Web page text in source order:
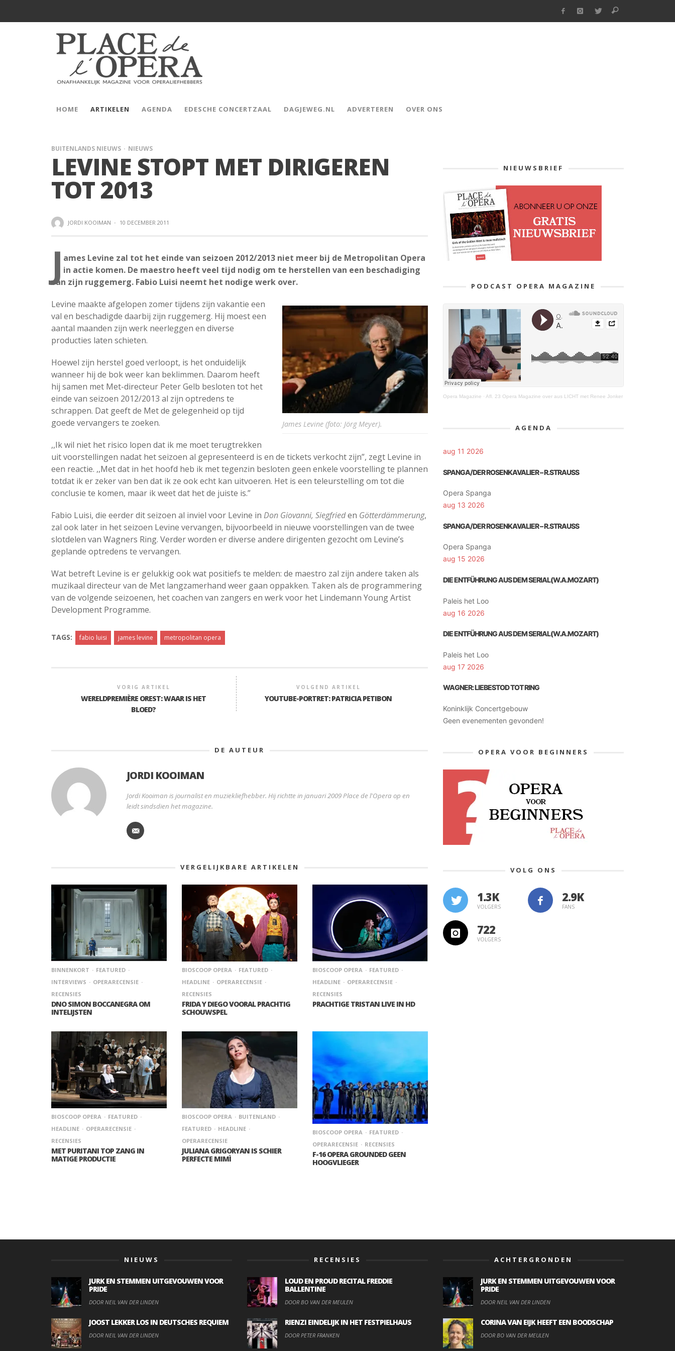
HOME ARTIKELEN AGENDA EDESCHE CONCERTZAAL DAGJEWEG.NL ADVERTEREN OVER ONS
BUITENLANDS NIEUWS NIEUWS
LEVINE STOPT MET DIRIGEREN
TOT 2013
JORDI KOOIMAN · 10 DECEMBER 2011
J ames Levine zal tot het einde van seizoen 2012/2013 niet meer bij de Metropolitan Opera
in actie komen. De maestro heeft veel tijd nodig om te herstellen van een beschadiging
van zijn ruggemerg. Fabio Luisi neemt het nodige werk over.
James Levine (foto: Jörg Meyer).
Levine maakte afgelopen zomer tijdens zijn vakantie een
val en beschadigde daarbij zijn ruggemerg. Hij moest een
aantal maanden zijn werk neerleggen en diverse
producties laten schieten.
Hoewel zijn herstel goed verloopt, is het onduidelijk
wanneer hij de bok weer kan beklimmen. Daarom heeft
hij samen met Met-directeur Peter Gelb besloten tot het
einde van seizoen 2012/2013 al zijn optredens te
schrappen. Dat geeft de Met de gelegenheid op tijd
goede vervangers te zoeken.
,,Ik wil niet het risico lopen dat ik me moet terugtrekken
uit voorstellingen nadat het seizoen al gepresenteerd is en de tickets verkocht zijn”, zegt Levine in
een reactie. ,,Met dat in het hoofd heb ik met tegenzin besloten geen enkele voorstelling te plannen
totdat ik er zeker van ben dat ik ze ook echt kan uitvoeren. Het is een teleurstelling om tot die
conclusie te komen, maar ik weet dat het de juiste is.”
Fabio Luisi, die eerder dit seizoen al inviel voor Levine in Don Giovanni, Siegfrieden Götterdämmerung,
zal ook later in het seizoen Levine vervangen, bijvoorbeeld in nieuwe voorstellingen van de twee
slotdelen van Wagners Ring. Verder worden er diverse andere dirigenten gezocht om Levine’s
geplande optredens te vervangen.
Wat betreft Levine is er gelukkig ook wat positiefs te melden: de maestro zal zijn andere taken als
muzikaal directeur van de Met langzamerhand weer gaan oppakken. Taken als de programmering
van de volgende seizoenen, het coachen van zangers en werk voor het Lindemann Young Artist
Development Programme.
TAGS: fabio luisi james levine metropolitan opera
VORIG ARTIKEL
WERELDPREMIÈRE OREST: WAAR IS HET
BLOED?
VOLGEND ARTIKEL
YOUTUBE-PORTRET: PATRICIA PETIBON
DE AUTEUR
JORDI KOOIMAN
Jordi Kooiman is journalist en muziekliefhebber. Hij richtte in januari 2009 Place de l'Opera op en
leidt sindsdien het magazine.
VERGELIJKBARE ARTIKELEN
BINNENKORT
FEATURED
INTERVIEWS
OPERARECENSIE
RECENSIES
DNO SIMON BOCCANEGRA OM
INTELIJSTEN
BIOSCOOP OPERA
FEATURED
HEADLINE
OPERARECENSIE
RECENSIES
FRIDA Y DIEGO VOORAL PRACHTIG
SCHOUWSPEL
BIOSCOOP OPERA
FEATURED
HEADLINE
OPERARECENSIE
RECENSIES
PRACHTIGE TRISTAN LIVE IN HD
BIOSCOOP OPERA
FEATURED
HEADLINE
OPERARECENSIE
RECENSIES
MET PURITANI TOP ZANG IN
MATIGE PRODUCTIE
BIOSCOOP OPERA
BUITENLAND
FEATURED
HEADLINE
OPERARECENSIE
JULIANA GRIGORYAN IS SCHIER
PERFECTE MIMÌ
BIOSCOOP OPERA
FEATURED
OPERARECENSIE
RECENSIES
F-16 OPERA GROUNDED GEEN
HOOGVLIEGER
NIEUWSBRIEF
PODCAST OPERA MAGAZINE
Opera Magazine · Afl. 23 Opera Magazine over aus LICHT met Renee Jonker
AGENDA
aug 11 2026
SPANGA/DER ROSENKAVALIER – R.STRAUSS
Opera Spanga
aug 13 2026
SPANGA/DER ROSENKAVALIER – R.STRAUSS
Opera Spanga
aug 15 2026
DIE ENTFÜHRUNG AUS DEM SERIAL(W.A.MOZART)
Paleis het Loo
aug 16 2026
DIE ENTFÜHRUNG AUS DEM SERIAL(W.A.MOZART)
Paleis het Loo
aug 17 2026
WAGNER: LIEBESTOD TOT RING
Koninklijk Concertgebouw
Geen evenementen gevonden!
OPERA VOOR BEGINNERS
VOLG ONS
1.3K
VOLGERS FANS
722
VOLGERS
NIEUWS
JURK EN STEMMEN UITGEVOUWEN VOOR
PRIDE
DOOR NEIL VAN DER LINDEN
JOOST LEKKER LOS IN DEUTSCHES REQUIEM
DOOR NEIL VAN DER LINDEN
RECENSIES
LOUD EN PROUD RECITAL FREDDIE
BALLENTINE
DOOR BO VAN DER MEULEN
RIENZI EINDELIJK IN HET FESTPIELHAUS
DOOR PETER FRANKEN
ACHTERGRONDEN
JURK EN STEMMEN UITGEVOUWEN VOOR
PRIDE
DOOR NEIL VAN DER LINDEN
CORINA VAN EIJK HEEFT EEN BOODSCHAP
DOOR BO VAN DER MEULEN